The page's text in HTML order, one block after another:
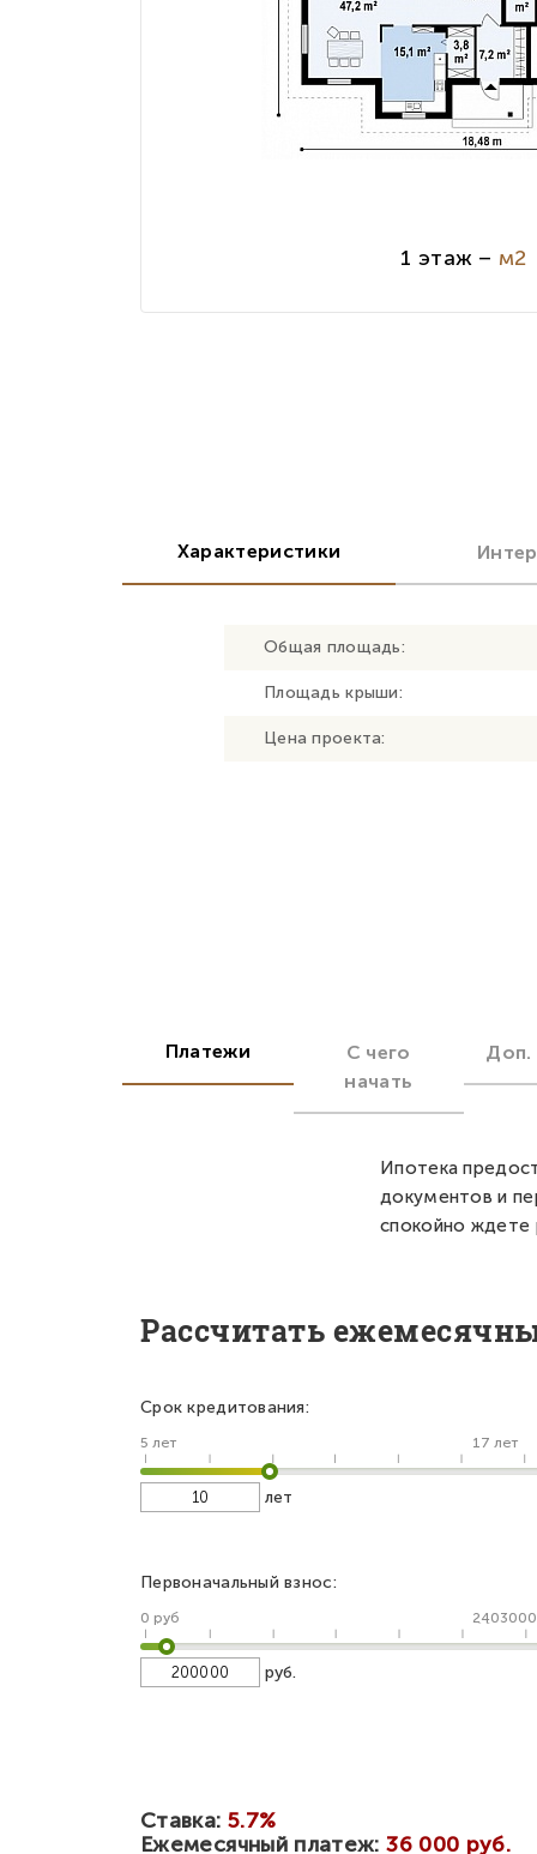
1 этаж – м2
Характеристики
Общая площадь:
Площадь крыши:
Цена проекта:
Платежи
С чего
начать
Доп.
Ипотека
документов и
спокойно ждете
Рассчитать
Срок кредитования:
5 лет 17 лет
лет
Первоначальный взнос:
0 руб
руб.
Ставка: 5.7%
Ежемесячный платеж:36 000 руб.